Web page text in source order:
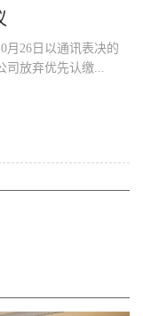
月26日以通讯表决的
放弃优先认缴...